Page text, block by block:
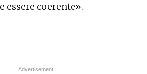
essere coerente».